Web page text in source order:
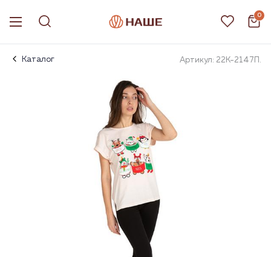
0
Каталог Артикул: 22К-2147П.